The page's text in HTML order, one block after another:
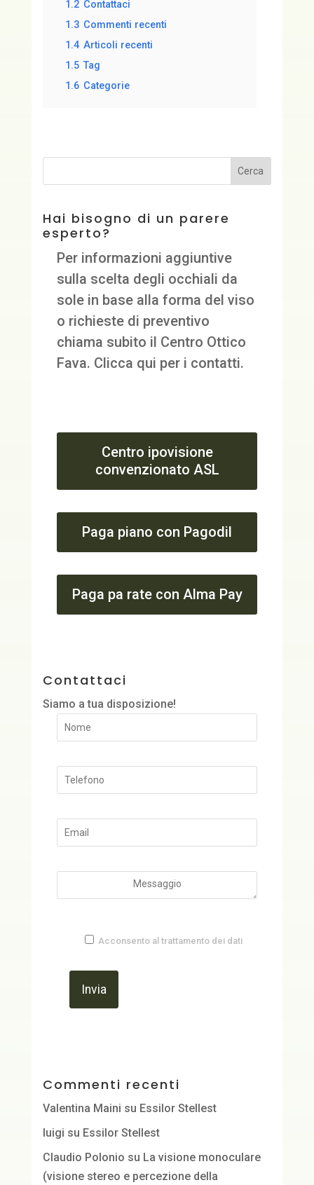
1.2 Contattaci
1.3 Commenti recenti
1.4 Articoli recenti
1.5 Tag
1.6 Categorie
Hai bisogno di un parere
esperto?
Per informazioni aggiuntive
sulla scelta degli occhiali da
sole in base alla forma del viso
o richieste di preventivo
chiama subito il Centro Ottico
Fava. Clicca qui per i contatti.
Centro ipovisione
convenzionato ASL
Paga piano con Pagodil
Paga pa rate con Alma Pay
Contattaci
Siamo a tua disposizione!
Acconsento al trattamento dei dati
Commenti recenti
Valentina Maini su Essilor Stellest
luigi su Essilor Stellest
Claudio Polonio su La visione monoculare
(visione stereo e percezione della